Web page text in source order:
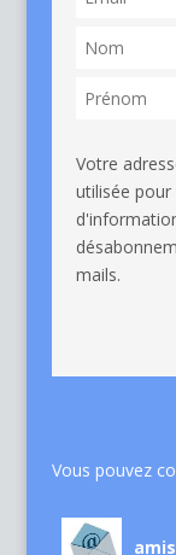
Votre
utilisée
mails.
Vous pouvez